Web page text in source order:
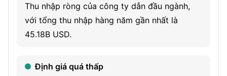
devices. It is engaged in scaling its streaming service,
such as introducing games and advertising on its service,
as well as offering live programming. It is developing
technology and other services. The Company is also
Thu nhập ròng của công ty dẫn đầu ngành,
với tổng thu nhập hàng năm gần nhất là
45.18B USD.
Định giá quá thấp